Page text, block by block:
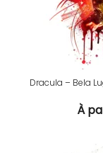
Dracula – Bela
À